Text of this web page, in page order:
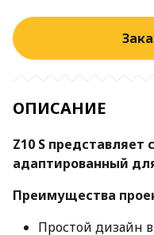
ОПИСАНИЕ
Z10 S представляет
адаптированный
Преимущества
Простой дизайн